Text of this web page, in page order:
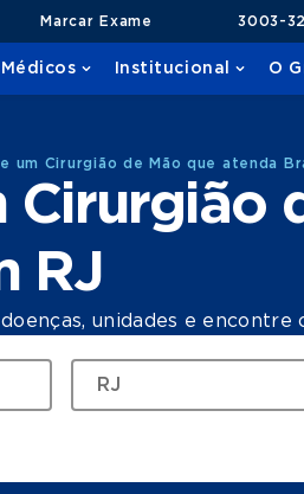
Marcar Exame 3003-
Institucional O
um Cirurgião de Mão que atenda
Cirurgião
RJ
unidades e encontre